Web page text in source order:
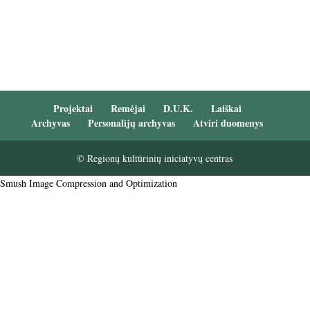
Projektai Remėjai D.U.K.
Laiškai
Archyvas
Personalijų archyvas Atviri duomenys
© Regionų kultūrinių iniciatyvų centras
Smush Image Compression and Optimization